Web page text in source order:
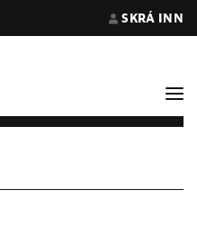
SKRÁ INN